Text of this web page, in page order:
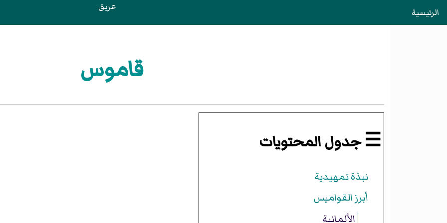
الرئيسية عريق
قاموس
☰ جدول المحتويات
نبذة تمهيدية
أبرز القواميس
الألمانية